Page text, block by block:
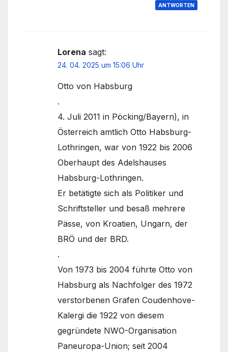
ANTWORTEN
Lorena sagt:
24. 04. 2025 um 15:06 Uhr
Otto von Habsburg
.
4. Juli 2011 in Pöcking/Bayern), in
Österreich amtlich Otto Habsburg-
Lothringen, war von 1922 bis 2006
Oberhaupt des Adelshauses
Habsburg-Lothringen.
Er betätigte sich als Politiker und
Schriftsteller und besaß mehrere
Pässe, von Kroatien, Ungarn, der
BRÖ und der BRD.
.
Von 1973 bis 2004 führte Otto von
Habsburg als Nachfolger des 1972
verstorbenen Grafen Coudenhove-
Kalergi die 1922 von diesem
gegründete NWO-Organisation
Paneuropa-Union; seit 2004